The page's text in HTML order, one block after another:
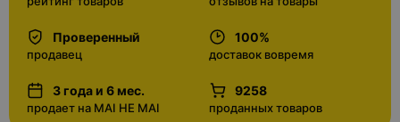
Проверенный
продавец
100%
доставок вовремя
3 года и 6 мес.
продает на MAI HE MAI
9258
проданных товаров